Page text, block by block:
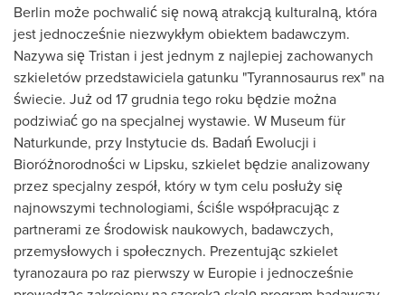
Berlin może pochwalić się nową atrakcją kulturalną, która
jest jednocześnie niezwykłym obiektem badawczym.
Nazywa się Tristan i jest jednym z najlepiej zachowanych
szkieletów przedstawiciela gatunku "Tyrannosaurus rex" na
świecie. Już od 17 grudnia tego roku będzie można
podziwiać go na specjalnej wystawie. W Museum für
Naturkunde, przy Instytucie ds. Badań Ewolucji i
Bioróżnorodności w Lipsku, szkielet będzie analizowany
przez specjalny zespół, który w tym celu posłuży się
najnowszymi technologiami, ściśle współpracując z
partnerami ze środowisk naukowych, badawczych,
przemysłowych i społecznych. Prezentując szkielet
tyranozaura po raz pierwszy w Europie i jednocześnie